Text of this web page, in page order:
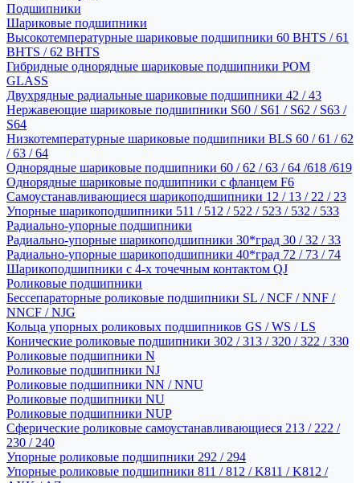
Подшипники
Шариковые подшипники
Высокотемпературные шариковые подшипники 60 BHTS / 61
BHTS / 62 BHTS
Гибридные однорядные шариковые подшипники POM
GLASS
Двухрядные радиальные шариковые подшипники 42 / 43
Нержавеющие шариковые подшипники S60 / S61 / S62 / S63 /
S64
Низкотемпературные шариковые подшипники BLS 60 / 61 / 62
/ 63 / 64
Однорядные шариковые подшипники 60 / 62 / 63 / 64 /618 /619
Однорядные шариковые подшипники с фланцем F6
Самоустанавливающиеся шарикоподшипники 12 / 13 / 22 / 23
Упорные шарикоподшипники 511 / 512 / 522 / 523 / 532 / 533
Радиально-упорные подшипники
Радиально-упорные шарикоподшипники 30*град 30 / 32 / 33
Радиально-упорные шарикоподшипники 40*град 72 / 73 / 74
Шарикоподшипники с 4-х точечным контактом QJ
Роликовые подшипники
Бессепараторные роликовые подшипники SL / NCF / NNF /
NNCF / NJG
Кольца упорных роликовых подшипников GS / WS / LS
Конические роликовые подшипники 302 / 313 / 320 / 322 / 330
Роликовые подшипники N
Роликовые подшипники NJ
Роликовые подшипники NN / NNU
Роликовые подшипники NU
Роликовые подшипники NUP
Сферические роликовые самоустанавливающиеся 213 / 222 /
230 / 240
Упорные роликовые подшипники 292 / 294
Упорные роликовые подшипники 811 / 812 / K811 / K812 /